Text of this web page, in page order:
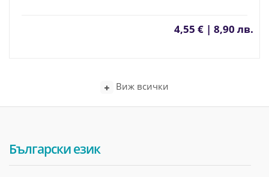
4,55 € | 8,90 лв.
Виж всички
Български език